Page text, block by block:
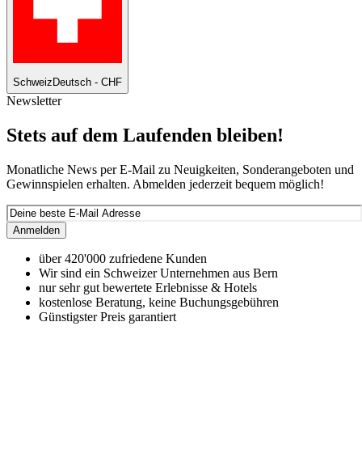
Schweiz Deutsch - CHF
Newsletter
Stets auf dem Laufenden bleiben!
Monatliche News per E-Mail zu Neuigkeiten, Sonderangeboten und
Gewinnspielen erhalten. Abmelden jederzeit bequem möglich!
Anmelden
über 420'000 zufriedene Kunden
Wir sind ein Schweizer Unternehmen aus Bern
nur sehr gut bewertete Erlebnisse & Hotels
kostenlose Beratung, keine Buchungsgebühren
Günstigster Preis garantiert